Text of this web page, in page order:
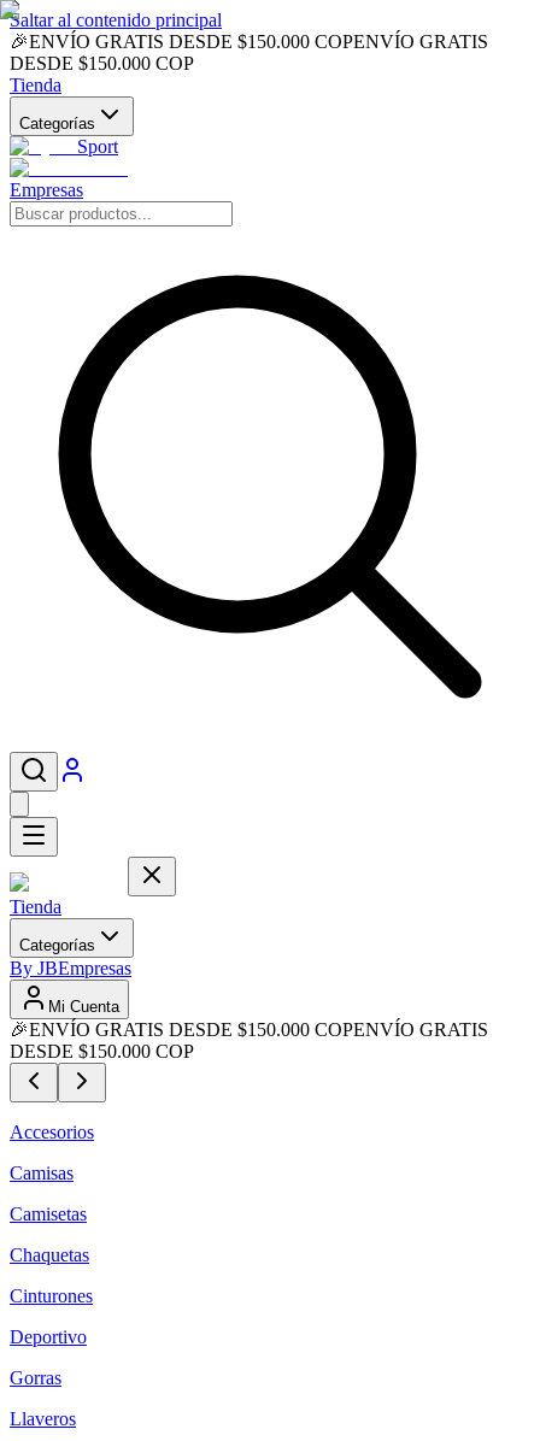
Saltar al contenido principal
🎉ENVÍO GRATIS DESDE $150.000 COPENVÍO GRATIS
DESDE $150.000 COP
Tienda
Categorías
Sport
Empresas
Tienda
Categorías
By JBEmpresas
Mi Cuenta
🎉ENVÍO GRATIS DESDE $150.000 COPENVÍO GRATIS
DESDE $150.000 COP
Accesorios
Camisas
Camisetas
Chaquetas
Cinturones
Deportivo
Gorras
Llaveros